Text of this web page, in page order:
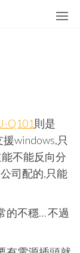
Q101 則是
援windows,只
不能反向分
司配的,只能
的不穩… 不過